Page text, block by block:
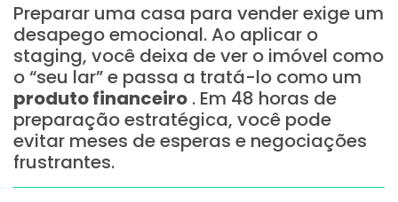
Preparar uma casa para vender exige um
desapego emocional. Ao aplicar o
staging, você deixa de ver o imóvel como
o “seu lar” e passa a tratá-lo como um
produto financeiro . Em 48 horas de
preparação estratégica, você pode
evitar meses de esperas e negociações
frustrantes.